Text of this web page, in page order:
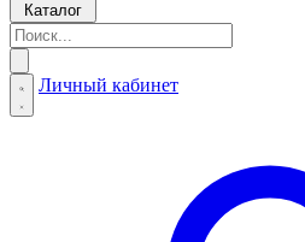
Каталог
Личный кабинет